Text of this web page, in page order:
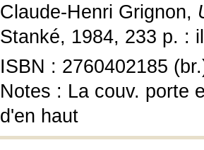
Claude-Henri Grignon,
Stanké, 1984, 233 p. :
ISBN : 2760402185
Notes : La couv. porte
d'en haut